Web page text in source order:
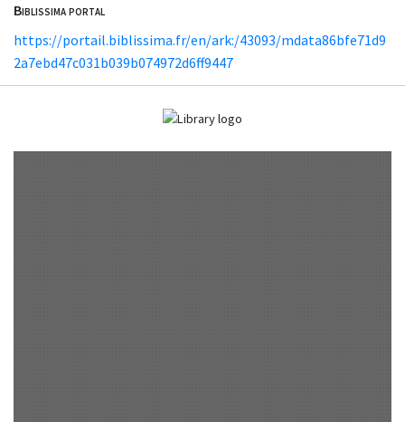
Biblissima portal
https://portail.biblissima.fr/en/ark:/43093/mdata86bfe71d9
2a7ebd47c031b039b074972d6ff9447